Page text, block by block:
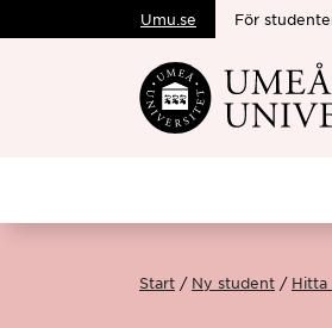
Hoppa direkt till
Umu.se För
Start Ny student Hitta